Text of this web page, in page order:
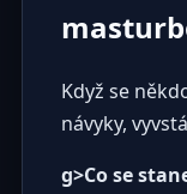
Když se
návyky,
g>Co se